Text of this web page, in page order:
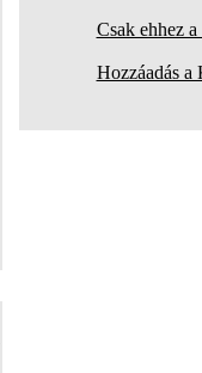
Csak ehhez
Hozzáadás